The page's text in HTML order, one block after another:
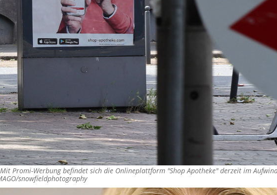
Promi-Werbung befindet sich die Onlineplattform "Shop Apotheke" derzeit im
snowfieldphotography